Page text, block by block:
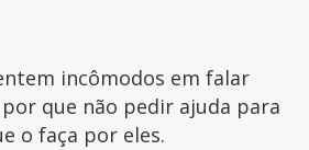
incômodos em falar
que não pedir ajuda para
o faça por eles.